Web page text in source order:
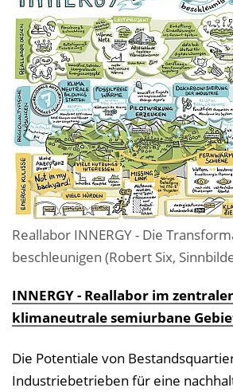
Reallabor INNERGY - Die
beschleunigen (Robert Six,
INNERGY - Reallabor im
klimaneutrale semiurbane
Die Potentiale von
Industriebetrieben für eine